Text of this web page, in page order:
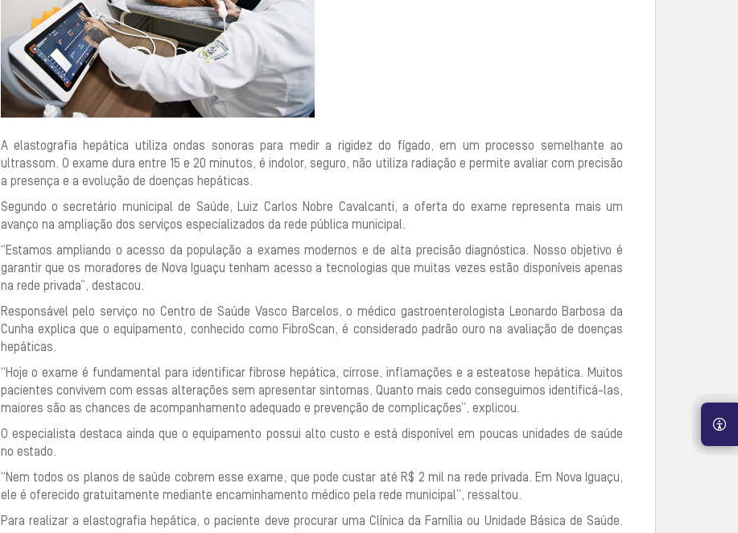
A elastografia hepática utiliza ondas sonoras para medir a rigidez do fígado, em um processo semelhante ao
ultrassom. O exame dura entre 15 e 20 minutos, é indolor, seguro, não utiliza radiação e permite avaliar com precisão
a presença e a evolução de doenças hepáticas.
Segundo o secretário municipal de Saúde, Luiz Carlos Nobre Cavalcanti, a oferta do exame representa mais um
avanço na ampliação dos serviços especializados da rede pública municipal.
“Estamos ampliando o acesso da população a exames modernos e de alta precisão diagnóstica. Nosso objetivo é
garantir que os moradores de Nova Iguaçu tenham acesso a tecnologias que muitas vezes estão disponíveis apenas
na rede privada”, destacou.
Responsável pelo serviço no Centro de Saúde Vasco Barcelos, o médico gastroenterologista Leonardo Barbosa da
Cunha explica que o equipamento, conhecido como FibroScan, é considerado padrão ouro na avaliação de doenças
hepáticas.
“Hoje o exame é fundamental para identificar fibrose hepática, cirrose, inflamações e a esteatose hepática. Muitos
pacientes convivem com essas alterações sem apresentar sintomas. Quanto mais cedo conseguimos identificá-las,
maiores são as chances de acompanhamento adequado e prevenção de complicações”, explicou.
O especialista destaca ainda que o equipamento possui alto custo e está disponível em poucas unidades de saúde
no estado.
“Nem todos os planos de saúde cobrem esse exame, que pode custar até R$ 2 mil na rede privada. Em Nova Iguaçu,
ele é oferecido gratuitamente mediante encaminhamento médico pela rede municipal”, ressaltou.
Para realizar a elastografia hepática, o paciente deve procurar uma Clínica da Família ou Unidade Básica de Saúde.